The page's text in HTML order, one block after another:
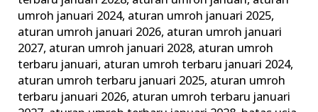
umroh januari 2024, aturan umroh januari 2025,
aturan umroh januari 2026, aturan umroh januari
2027, aturan umroh januari 2028, aturan umroh
terbaru januari, aturan umroh terbaru januari 2024,
aturan umroh terbaru januari 2025, aturan umroh
terbaru januari 2026, aturan umroh terbaru januari